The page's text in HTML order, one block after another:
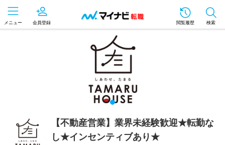
メニュー 会員登録 閲覧履歴 検索
【不動産営業】業界未経験歓迎★転勤な
し★インセンティブあり★